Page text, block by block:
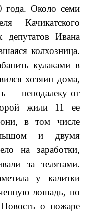
года. Около семи
Качикатского
депутатов Ивана
колхозница.
кулаками в
хозяин дома,
— неподалеку от
жили 11 ее
они, в том числе
и двумя
на заработки,
за телятами.
у калитки
лошадь, но
о пожаре